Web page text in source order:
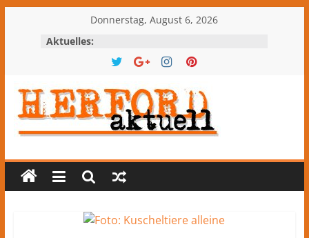
springen
Donnerstag, August 6, 2026
Aktuelles:
Herford-
aktuell